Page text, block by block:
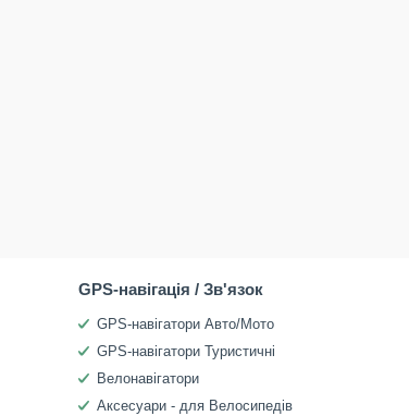
GPS-навігація / Зв'язок
GPS-навігатори Авто/Мото
GPS-навігатори Туристичні
Велонавігатори
Аксесуари - для Велосипедів